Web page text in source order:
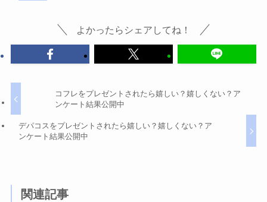
よかったらシェアしてね！
コフレをプレゼントされたら嬉しい？嬉しくない？ア
ンケート結果公開中
デパコスをプレゼントされたら嬉しい？嬉しくない？ア
ンケート結果公開中
関連記事